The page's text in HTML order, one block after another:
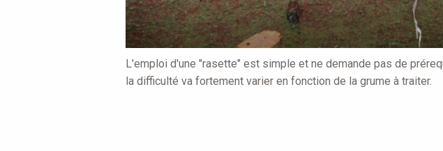
L'emploi d'une "rasette" est simple et ne demande pas de
la difficulté va fortement varier en fonction de la grume à traiter.